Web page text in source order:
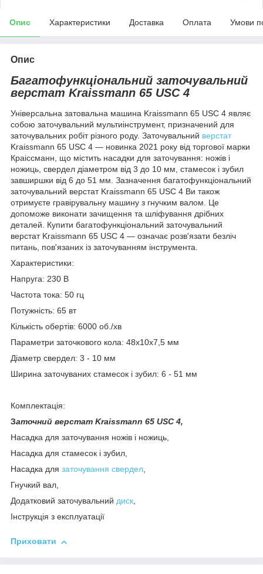
Опис Характеристики Доставка Оплата Умови
Опис
Багатофункціональний заточувальний
верстат Kraissmann 65 USC 4
Універсальна затовальна машина Kraissmann 65 USC 4 являє
собою заточувальний мультиінструмент, призначений для
заточувальних робіт різного роду. Заточувальний верстат
Kraissmann 65 USC 4 — новинка 2021 року від торгової марки
Краіссманн, що містить насадки для заточування: ножів і
ножиць, свердел діаметром від 3 до 10 мм, стамесок і зубил
завширшки від 6 до 51 мм. Зазначення багатофункціональний
заточувальний верстат Kraissmann 65 USC 4 Ви також
отримуєте гравірувальну машину з гнучким валом. Це
допоможе виконати зачищення та шліфування дрібних
деталей. Купити багатофункціональний заточувальний
верстат Kraissmann 65 USC 4 — означає розв'язати безліч
питань, пов'язаних із заточуванням інструмента.
Характеристики:
Напруга: 230 В
Частота тока: 50 гц
Потужність: 65 вт
Кількість обертів: 6000 об./хв
Параметри заточкового кола: 48х10х7,5 мм
Діаметр свердел: 3 - 10 мм
Ширина заточуваних стамесок і зубил: 6 - 51 мм
Комплектація:
Заточний верстат Kraissmann 65 USC 4,
Насадка для заточування ножів і ножиць,
Насадка для стамесок і зубил,
Насадка для заточування свердел,
Гнучкий вал,
Додатковий заточувальний диск,
Інструкція з експлуатації
Приховати